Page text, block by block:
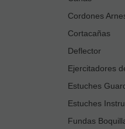
Cordones
Cortacañas
Deflector
Ejercitadores
Estuches
Estuches
Fundas